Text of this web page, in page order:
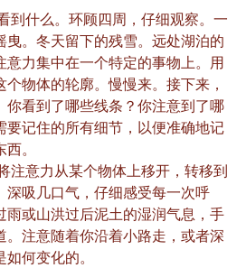
到什么。环顾四周，仔细观察。一
曳。冬天留下的残雪。远处湖泊的
意力集中在一个特定的事物上。用
个物体的轮廓。慢慢来。接下来，
你看到了哪些线条？你注意到了哪
要记住的所有细节，以便准确地记
。
注意力从某个物体上移开，转移到
深吸几口气，仔细感受每一次呼
雨或山洪过后泥土的湿润气息，手
。注意随着你沿着小路走，或者深
如何变化的。